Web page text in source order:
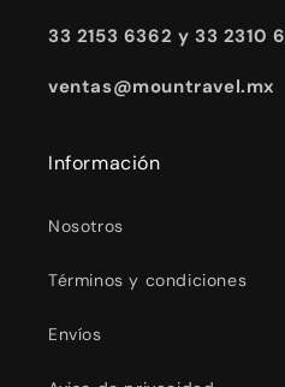
33 2153 6362 y 33 2310
ventas@mountravel.mx
Información
Nosotros
Términos y condiciones
Envíos